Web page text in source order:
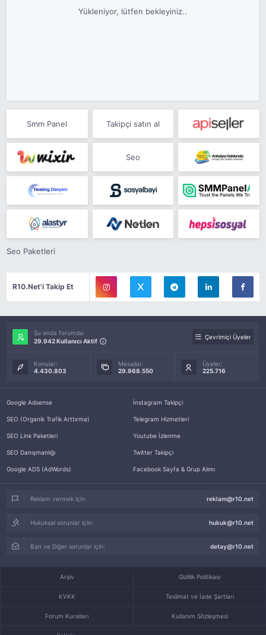
Yükleniyor, lütfen bekleyiniz..
Smm Panel Takipçi satın al
Seo
Seo Paketleri
R10.Net'i Takip Et
Şu anda forumda:
29.942 Kullanıcı Aktif
Çevrimiçi Üyeler
Konular:
4.430.803
Mesajlar:
29.968.550
Üyeler:
225.716
Google Adsense
SEO (Organik Trafik Arttırma)
SEO Link Paketleri
SEO Danışmanlığı
Google ADS (AdWords)
İnstagram Takipçi
Telegram Hizmetleri
Youtube İzlenme
Twitter Takipçi
Facebook Sayfa & Grup Alımı
Reklam vermek için: reklam@r10.net
Hukuksal sorunlar için: hukuk@r10.net
Ban ve Diğer sorunlar için: detay@r10.net
Arşiv Gizlilik Politikası
KVKK Teslimat ve İade Şartları
Forum Kuralları Kullanım Sözleşmesi